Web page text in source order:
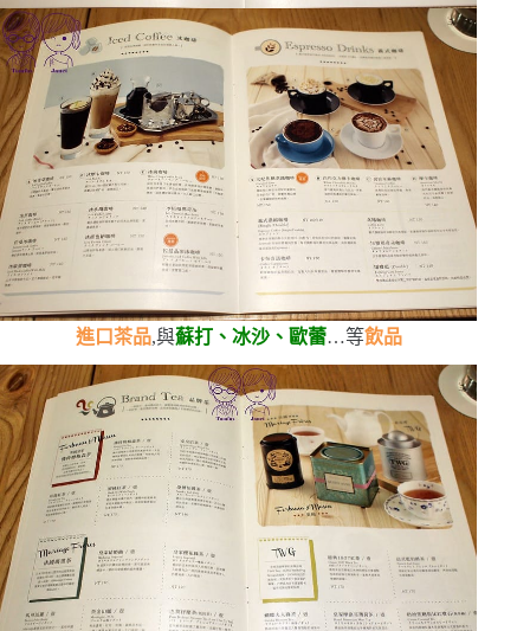
進口茶品,與蘇打、冰沙、歐蕾…等飲品